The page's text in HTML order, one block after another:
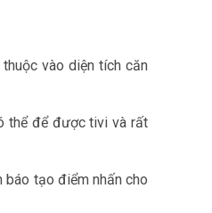
vào diện tích căn
thể để được tivi và rất
báo tạo điểm nhấn cho